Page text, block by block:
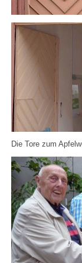
Die Tore zum